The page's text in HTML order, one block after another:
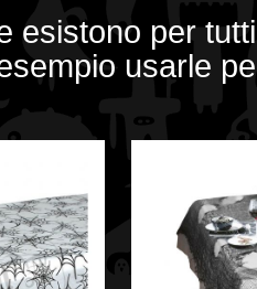
esistono per
usarle